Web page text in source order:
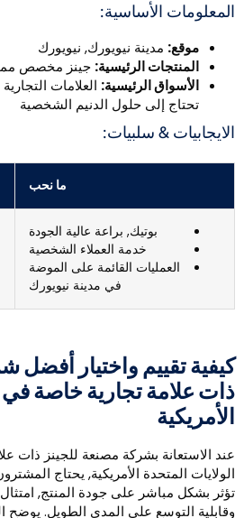
الأساسية:
موقع:مدينة نيويورك, نيويورك
المنتجات الرئيسية:جينز مخصص
الأسواق الرئيسية:العلامات التجارية
تحتاج إلى حلول الدنيم الشخصية
& سلبيات:
ما نحب
بوتيك, براعة عالية الجودة
خدمة العملاء الشخصية
العمليات القائمة على الموضة
في مدينة نيويورك
تقييم واختيار أفضل
علامة تجارية خاصة في
الاستعانة بشركة مصنعة للجينز ذات
المتحدة الأمريكية, يحتاج المشترون
بشكل مباشر على جودة المنتج,
التوسع على المدى الطويل. يوضح